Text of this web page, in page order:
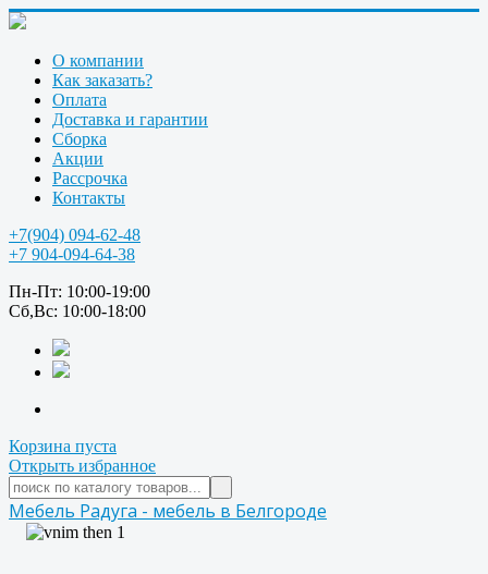
О компании
Как заказать?
Оплата
Доставка и гарантии
Сборка
Акции
Рассрочка
Контакты
+7(904) 094-62-48
+7 904-094-64-38
Пн-Пт: 10:00-19:00
Сб,Вс: 10:00-18:00
Корзина пуста
Открыть избранное
Мебель Радуга - мебель в Белгороде